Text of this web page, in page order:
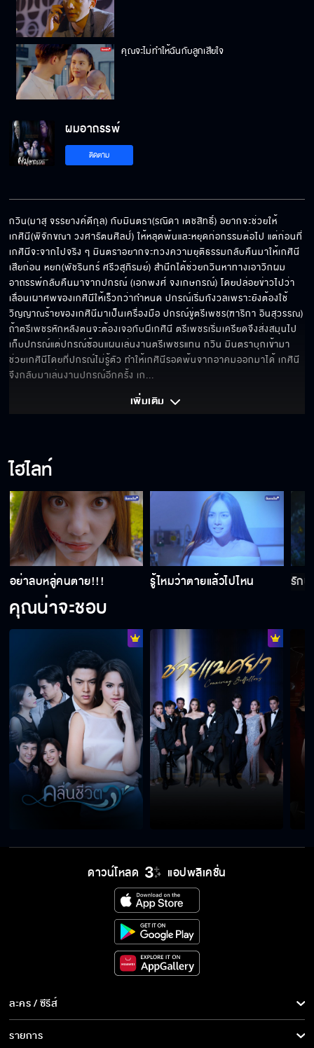
คุณจะไม่ทำให้ฉันกับลูกเสียใจ
นี่หรือเจ้าสัวผู้ยิ่งใหญ่
ฉันจะต้องทำลายแกให้ได้
หัวใจของคนที่รักกันมันเป็นแบบนี้เองเหรอ
ฝันซ้อนฝัน
ไม่มีใครหนีกรรมของตัวเองได้
คุณต้องใช้ทั้งชีวิตเพื่อพิสูจน์มัน
พี่ปกรณ์พี่ใจร้ายมาก
เห็นผีเหมือนกันไหม
ผมอาถรรพ์
ติดตาม
กวิน(มาสุ จรรยางค์ดีกุล) กับมินตรา(รณิดา เตชสิทธิ์) อยากจะช่วยให้
เกศินี(พิจักขณา วงศารัตนศิลป์) ให้หลุดพ้นและหยุดก่อกรรมต่อไป แต่ก่อนที่
เกศินีจะจากไปจริง ๆ มินตราอยากจะทวงความยุติธรรมกลับคืนมาให้เกศินี
เสียก่อน หยก(พัชรินทร์ ศรีวสุภิรมย์) สำนึกได้ช่วยกวินหาทางเอาวิกผม
อาถรรพ์กลับคืนมาจากปกรณ์ (เอกพงศ์ จงเกษกรณ์) โดยปล่อยข่าวไปว่า
เลื่อนเผาศพของเกศินีให้เร็วกว่ากำหนด ปกรณ์เริ่มกังวลเพราะยังต้องใช้
วิญญาณร้ายของเกศินีมาเป็นเครื่องมือ ปกรณ์ขู่ตรีเพชร(ฑาริกา อินสุวรรณ)
ถ้าตรีเพชรหักหลังตนจะต้องเจอกับผีเกศินี ตรีเพชรเริ่มเครียดจึงส่งสมุนไป
เก็บปกรณ์แต่ปกรณ์ซ้อนแผนเล่นงานตรีเพชรแทน กวิน มินตราบุกเข้ามา
ช่วยเกศินีโดยที่ปกรณ์ไม่รู้ตัว ทำให้เกศินีรอดพ้นจากอาคมออกมาได้ เกศินี
จึงกลับมาเล่นงานปกรณ์อีกครั้ง เก...
เพิ่มเติม
ไฮไลท์
อย่าลบหลู่คนตาย!!! รู้ไหมว่าตายแล้วไปไหน รักผ
คุณน่าจะชอบ
ดาวน์โหลด แอปพลิเคชั่น
ละคร / ซีรีส์
ละคร/ซีรีส์
รายการ